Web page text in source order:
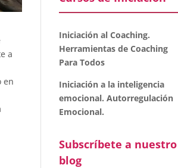
a
en
Iniciación al Coaching.
Herramientas de Coaching
Para Todos
Iniciación a la inteligencia
emocional. Autorregulación
Emocional.
Subscríbete a nuestro
blog